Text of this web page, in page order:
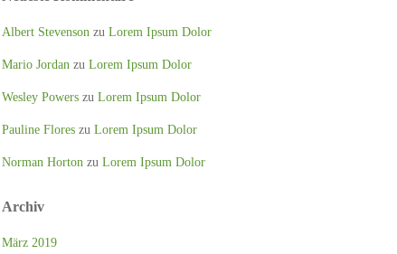
Albert Stevenson zu Lorem Ipsum Dolor
Mario Jordan zu Lorem Ipsum Dolor
Wesley Powers zu Lorem Ipsum Dolor
Pauline Flores zu Lorem Ipsum Dolor
Norman Horton zu Lorem Ipsum Dolor
Archiv
März 2019